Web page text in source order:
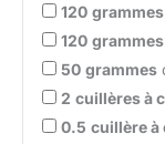
120 grammes
120 grammes
50 grammes
2 cuillères à
0.5 cuillère à